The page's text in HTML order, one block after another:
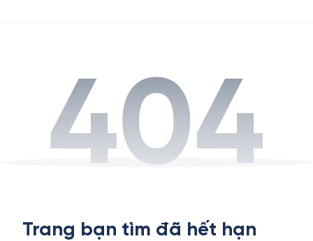
Trang bạn tìm đã hết hạn